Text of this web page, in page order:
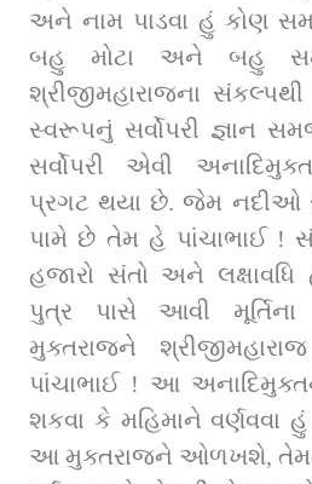
અને નામ પાડવા હું કોણ
બહુ મોટા અને બહુ
શ્રીજીમહારાજના
સ્વરૂપનું સર્વોપરી જ્ઞાન
સર્વોપરી એવી
પ્રગટ થયા છે. જેમ નદીઓ
પામે છે તેમ હે પાંચાભાઈ !
હજારો સંતો અને લક્ષાવધિ
પુત્ર પાસે આવી
મુક્તરાજને
પાંચાભાઈ ! આ
શકવા કે મહિમાને વર્ણવવા
આ મુક્તરાજને ઓળખશે,